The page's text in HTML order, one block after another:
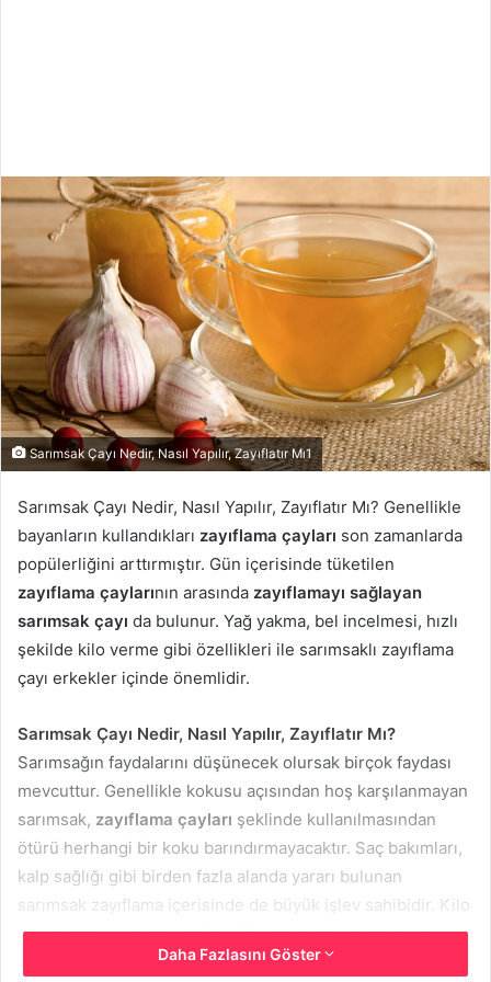
Sarımsak Çayı Nedir, Nasıl Yapılır, Zayıflatır Mı1
Sarımsak Çayı Nedir, Nasıl Yapılır, Zayıflatır Mı? Genellikle
bayanların kullandıkları zayıflama çayları son zamanlarda
popülerliğini arttırmıştır. Gün içerisinde tüketilen
zayıflama çaylarının arasında zayıflamayı sağlayan
sarımsak çayı da bulunur. Yağ yakma, bel incelmesi, hızlı
şekilde kilo verme gibi özellikleri ile sarımsaklı zayıflama
çayı erkekler içinde önemlidir.
Sarımsak Çayı Nedir, Nasıl Yapılır, Zayıflatır Mı?
Sarımsağın faydalarını düşünecek olursak birçok faydası
mevcuttur. Genellikle kokusu açısından hoş karşılanmayan
sarımsak, zayıflama çayları şeklinde kullanılmasından
ötürü herhangi bir koku barındırmayacaktır. Saç bakımları,
kalp sağlığı gibi birden fazla alanda yararı bulunan
sarımsak zayıflama içerisinde de büyük işlev sahibidir. Kilo
verme konusundaki yardımı bilimsel olarak araştırılarak
Daha Fazlasını Göster